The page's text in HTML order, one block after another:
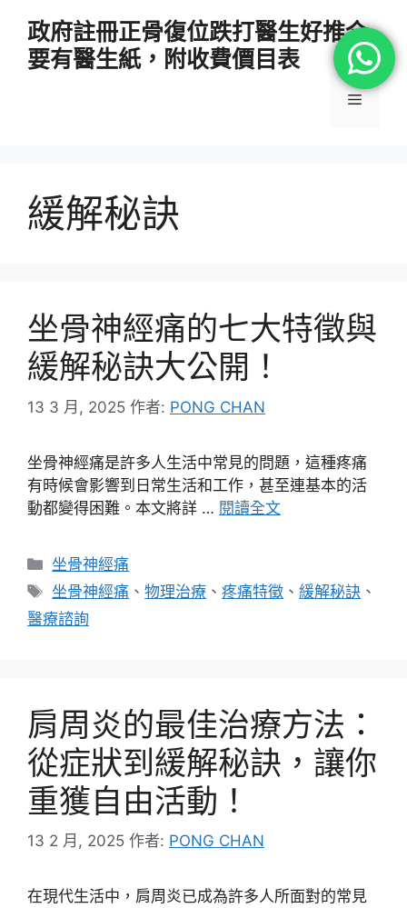
政府註冊正骨復位跌打醫生好推介
要有醫生紙，附收費價目表
選
緩解秘訣
坐骨神經痛的七大特徵與
緩解秘訣大公開！
13 3 月, 2025 作者: PONG CHAN
坐骨神經痛是許多人生活中常見的問題，這種疼痛
有時候會影響到日常生活和工作，甚至連基本的活
動都變得困難。本文將詳 … 閱讀全文
分
類
坐骨神經痛
標
籤
坐骨神經痛 、物理治療 、疼痛特徵 、緩解秘訣 、
醫療諮詢
肩周炎的最佳治療方法：
從症狀到緩解秘訣，讓你
重獲自由活動！
13 2 月, 2025 作者: PONG CHAN
在現代生活中，肩周炎已成為許多人所面對的常見